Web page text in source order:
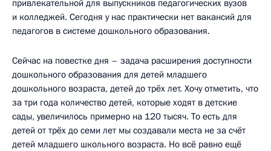
привлекательной для выпускников педагогических вузов
и колледжей. Сегодня у нас практически нет вакансий для
педагогов в системе дошкольного образования.
Сейчас на повестке дня – задача расширения доступности
дошкольного образования для детей младшего
дошкольного возраста, детей до трёх лет. Хочу отметить, что
за три года количество детей, которые ходят в детские
сады, увеличилось примерно на 120 тысяч. То есть для
детей от трёх до семи лет мы создавали места не за счёт
детей младшего школьного возраста. Но всё равно ещё